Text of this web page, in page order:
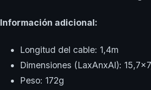
Información adicional:
Longitud del cable: 1,4m
Dimensiones (LaxAnxAl):
Peso: 172g